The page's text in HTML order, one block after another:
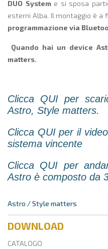
DUO Systeme si sposa
esterni Alba. Il montaggio è a
programmazione via
Quando hai un device
matters.
Clicca QUI per
Astro, Style matters.
Clicca QUI per il
sistema vincente
Clicca QUI per
Astro è composto da
Astro / Style matters
DOWNLOAD
CATALOGO